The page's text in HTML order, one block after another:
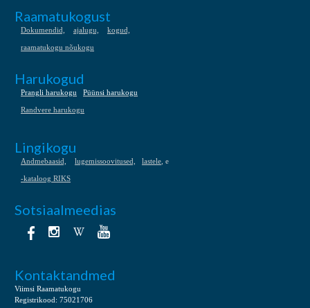
Raamatukogust
Dokumendid, ajalugu, kogud,
raamatukogu nõukogu
Harukogud
Prangli harukogu Püünsi harukogu
Randvere harukogu
Lingikogu
Andmebaasid, lugemissoovitused, lastele , e
-kataloog RIKS
Sotsiaalmeedias
Kontaktandmed
Viimsi Raamatukogu
Registrikood: 75021706